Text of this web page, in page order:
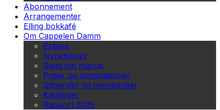
Abonnement
Arrangementer
Elling bokkafé
Om Cappelen Damm
Presse
Nyhetsbrev
Send inn manus
Priser og nominasjoner
Stipender og minnepriser
Kataloger
Rapport 2025